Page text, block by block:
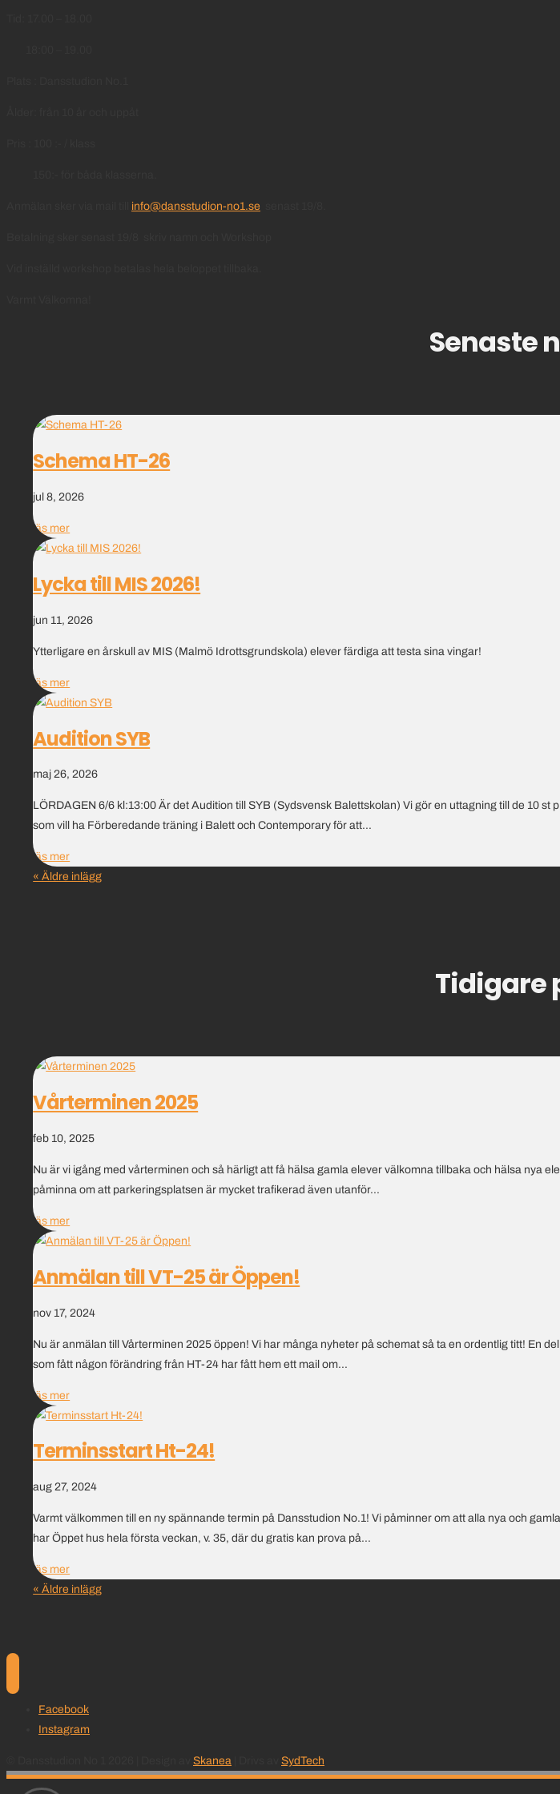
info@dansstudion-no1.se
Senaste
Schema HT-26
jul 8, 2026
läs mer
Lycka till MIS 2026!
jun 11, 2026
Ytterligare en årskull av MIS (Malmö Idrottsgrundskola) elever färdiga att testa sina vingar!
läs mer
Audition SYB
maj 26, 2026
LÖRDAGEN 6/6 kl:13:00 Är det Audition till SYB (Sydsvensk Balettskolan) Vi gör en uttagning till de 10
som vill ha Förberedande träning i Balett och Contemporary för att...
läs mer
« Äldre inlägg
Tidigare
Vårterminen 2025
feb 10, 2025
Nu är vi igång med vårterminen och så härligt att få hälsa gamla elever välkomna tillbaka och hälsa nya
påminna om att parkeringsplatsen är mycket trafikerad även utanför...
läs mer
Anmälan till VT-25 är Öppen!
nov 17, 2024
Nu är anmälan till Vårterminen 2025 öppen! Vi har många nyheter på schemat så ta en ordentlig titt! En
som fått någon förändring från HT-24 har fått hem ett mail om...
läs mer
Terminsstart Ht-24!
aug 27, 2024
Varmt välkommen till en ny spännande termin på Dansstudion No.1! Vi påminner om att alla nya och
har Öppet hus hela första veckan, v. 35, där du gratis kan prova på...
läs mer
« Äldre inlägg
Facebook
Instagram
Skanea SydTech